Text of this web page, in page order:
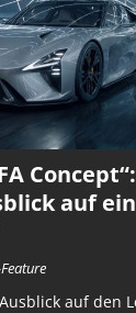
Concept“:
auf
auf den